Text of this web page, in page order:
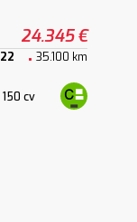
24.345 €
35.100 km
150 cv